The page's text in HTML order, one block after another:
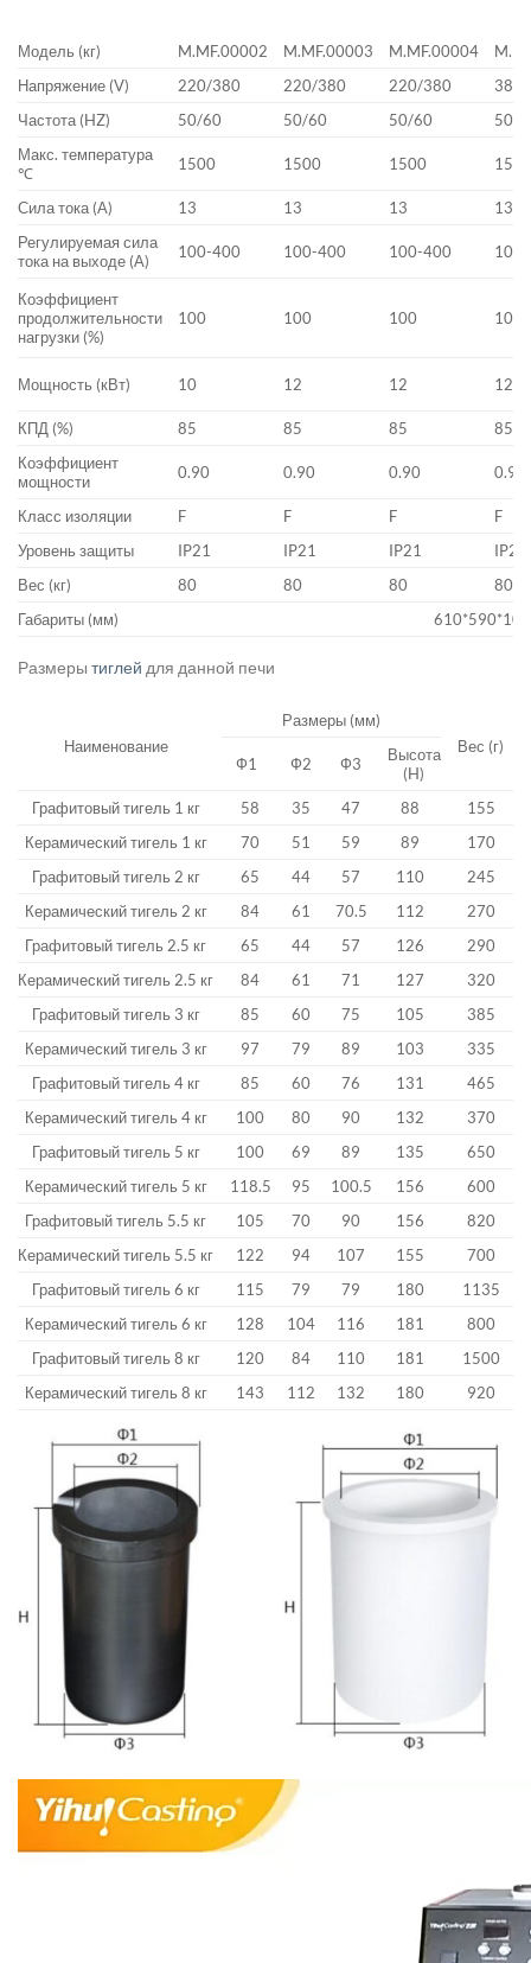
Модель (кг) M.MF.00002 M.MF.00003 M.MF.00004
Напряжение (V)
220/380 220/380 220/380
380
Частота (HZ)
50/60 50/60 50/60
50/
Макс. температура
℃
1500 1500 1500
Сила тока (А) 13 13 13
13
Регулируемая сила
тока на выходе (А)
100-400 100-400 100-400
Коэффициент
продолжительности
нагрузки (%)
100 100 100 100
Мощность (кВт) 10 12 12 12
КПД (%) 85 85 85
85
Коэффициент
мощности
0.90 0.90 0.90 0.90
Класс изоляции F F F
F
Уровень защиты
IP21 IP21 IP21
IP21
Вес (кг)
80 80 80
80
Габариты (мм)
Размеры тиглей для данной печи
Наименование
Размеры (мм)
Вес (г)
Ф1
Ф2 Ф3
Высота
(H)
Графитовый тигель 1 кг
58 35 47 88
155
Керамический тигель 1 кг
70 51 59 89
170
Графитовый тигель 2 кг
65 44 57 110
245
Керамический тигель 2 кг
84 61 70.5 112
270
Графитовый тигель 2.5 кг
65 44 57 126
290
Керамический тигель 2.5 кг
84 61 71 127
320
Графитовый тигель 3 кг
85 60 75 105
385
Керамический тигель 3 кг
97 79 89 103
335
Графитовый тигель 4 кг
85 60 76 131
465
Керамический тигель 4 кг
100 80 90 132
370
Графитовый тигель 5 кг
100 69 89 135
650
Керамический тигель 5 кг
118.5 95 100.5 156
600
Графитовый тигель 5.5 кг
105 70 90 156
820
Керамический тигель 5.5 кг
122 94 107 155
700
Графитовый тигель 6 кг
115 79 79 180
1135
Керамический тигель 6 кг
128 104 116 181
800
Графитовый тигель 8 кг
120 84 110 181
1500
Керамический тигель 8 кг
143 112 132 180 920